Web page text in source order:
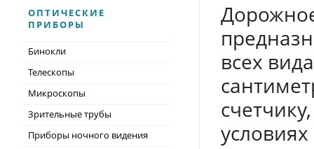
всех
ОПТИЧЕСКИЕ
ПРИБОРЫ
Бинокли
Телескопы
Микроскопы
Зрительные трубы
Приборы ночного видения